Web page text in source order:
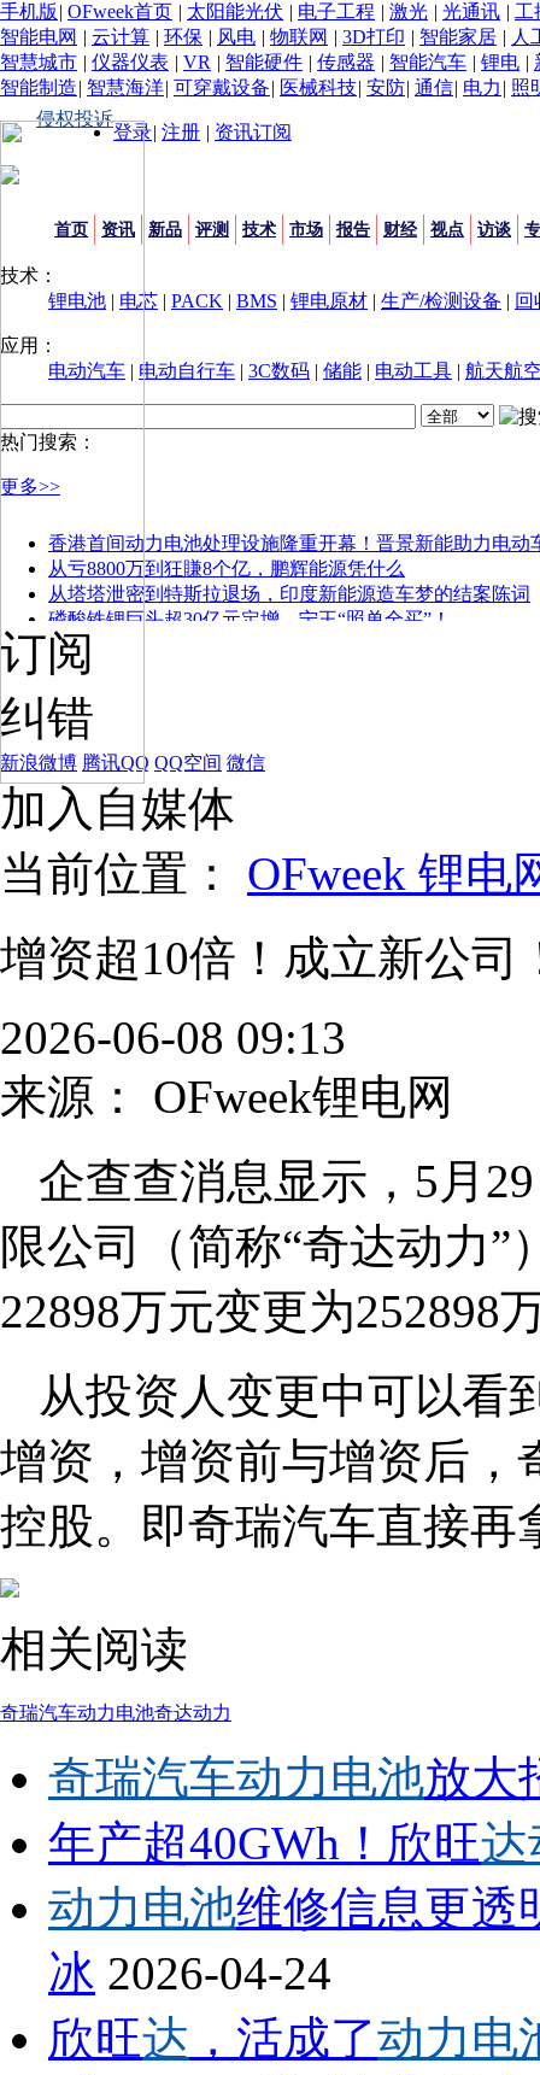
手机版 | OFweek首页 | 太阳能光伏 | 电子工程 | 激光 | 光通讯 | 工
智能电网 | 云计算 | 环保 | 风电 | 物联网 | 3D打印 | 智能家居 | 人
智慧城市 | 仪器仪表 | VR | 智能硬件 | 传感器 | 智能汽车 | 锂电 |
智能制造| 智慧海洋| 可穿戴设备| 医械科技| 安防| 通信| 电力 | 照
侵权投诉
登录| 注册 | 资讯订阅
首页 资讯 新品 评测 技术 市场 报告 财经 视点 访谈
技术：
锂电池 | 电芯 | PACK | BMS | 锂电原材 | 生产/检测设备 | 回
应用：
电动汽车 | 电动自行车 | 3C数码 | 储能 | 电动工具 | 航天航
热门搜索：
更多>>
香港首间动力电池处理设施隆重开幕！晋景新能助力电动
从亏8800万到狂賺8个亿，鹏辉能源凭什么
从塔塔泄密到特斯拉退场，印度新能源造车梦的结案陈词
磷酸铁锂巨头超30亿元定增，宁王“照单全买”！
订阅
纠错
新浪微博 腾讯QQ QQ空间 微信
加入自媒体
当前位置： OFweek 锂电
增资超10倍！成立新公
2026-06-08 09:13
来源：
OFweek锂电网
企查查消息显示，5月
限公司（简称“奇达动力
22898万元变更为252898
从投资人变更中可以看
增资，增资前与增资后，
控股。即奇瑞汽车直接再
相关阅读
奇瑞汽车动力电池奇达动力
奇瑞汽车动力电池放大
年产超40GWh！欣旺达
动力电池维修信息更透
冰 2026-04-24
欣旺达 ，活成了动力电